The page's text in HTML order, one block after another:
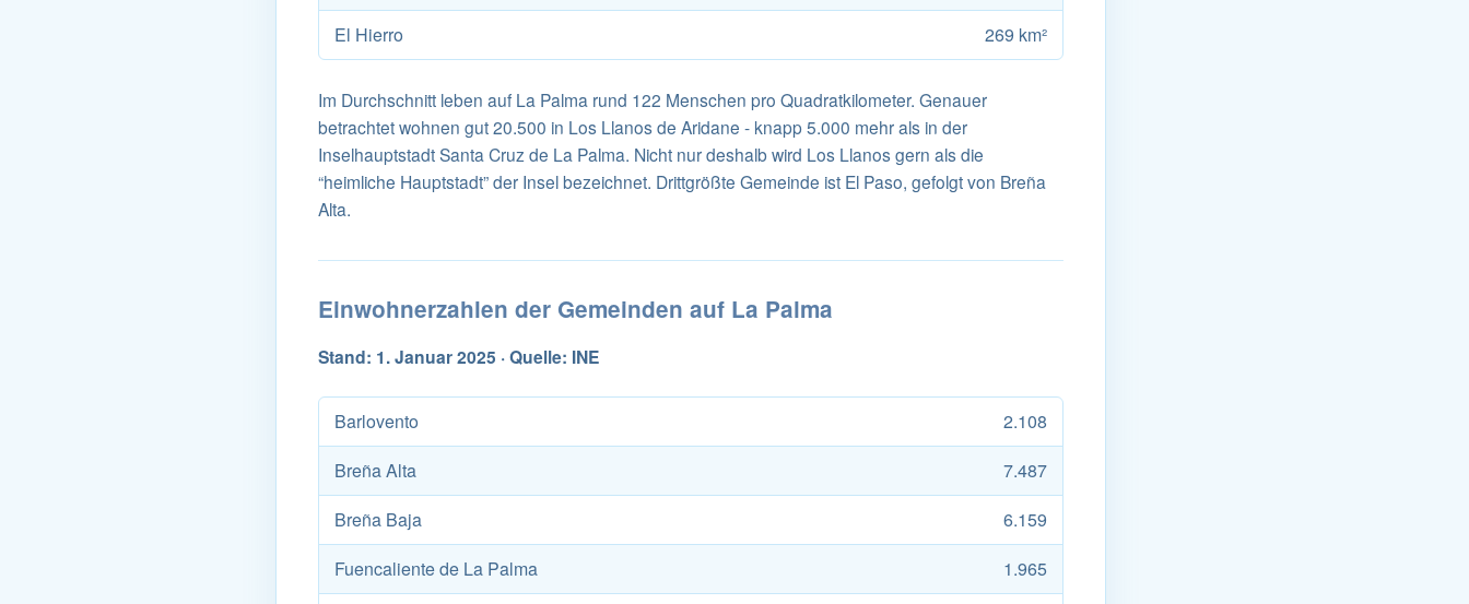
El Hierro
269 km²
Im Durchschnitt leben auf La Palma rund 122 Menschen pro Quadratkilometer. Genauer
betrachtet wohnen gut 20.500 in Los Llanos de Aridane - knapp 5.000 mehr als in der
Inselhauptstadt Santa Cruz de La Palma. Nicht nur deshalb wird Los Llanos gern als die
“heimliche Hauptstadt” der Insel bezeichnet. Drittgrößte Gemeinde ist El Paso, gefolgt von Breña
Alta.
Einwohnerzahlen der Gemeinden auf La Palma
Stand: 1. Januar 2025 · Quelle: INE
Barlovento
2.108
Breña Alta
7.487
Breña Baja
6.159
Fuencaliente de La Palma
1.965